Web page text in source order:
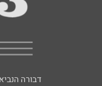
דבורה הנביאה 6, רמת